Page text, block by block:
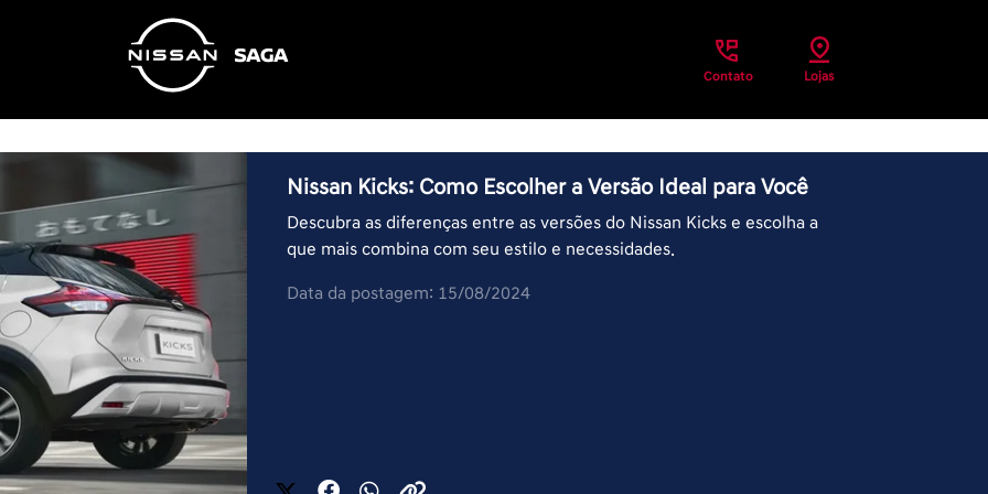
Contato Lojas
Nissan Kicks: Como Escolher a Versão Ideal para Você
Descubra as diferenças entre as versões do Nissan Kicks e escolha a
que mais combina com seu estilo e necessidades.
Data da postagem: 15/08/2024